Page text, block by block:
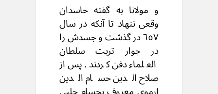
و مولانا به گفته حاسدان
وقعی ننهاد تا آنکه در سال
٦٥٧ در گذشت و جسدش را
در جوار تربت سلطان
العلماء دفن کردند. پس از
صلاح الدین حسام الدین